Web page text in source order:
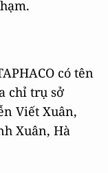
có tên
chỉ trụ sở
Viết Xuân,
Xuân, Hà